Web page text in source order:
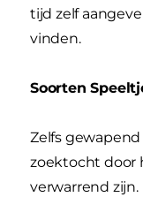
tijd zelf
vinden.
Soorten
Zelfs
zoektocht door
verwarrend